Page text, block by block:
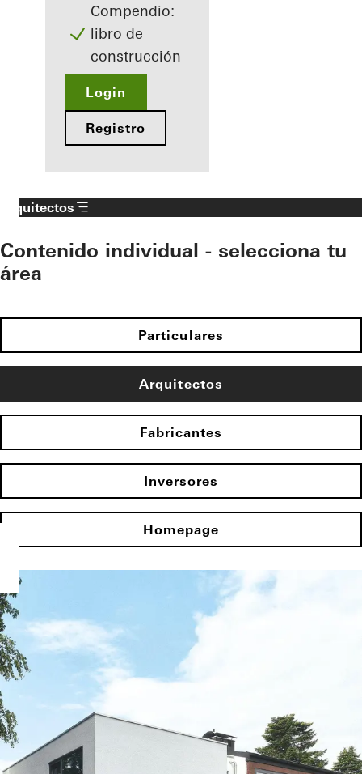
Compendio:
libro de
construcción
Login
Registro
Arquitectos
Contenido individual - selecciona tu
área
Particulares
Arquitectos
Fabricantes
Inversores
Homepage